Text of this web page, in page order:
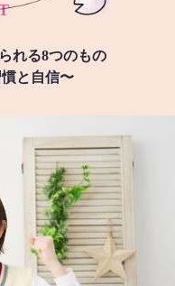
れる8つのもの
と自信〜